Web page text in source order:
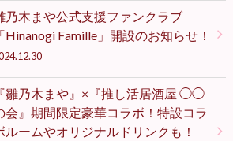
乃木まや公式支援ファンクラブ
「Hinanogi Famille」開設のお知らせ！
『雛乃木まや』×『推し活居酒屋 ◯◯
会』期間限定豪華コラボ！特設コラ
ルームやオリジナルドリンクも！